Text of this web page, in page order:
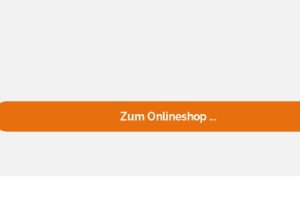
Zum Onlineshop ...